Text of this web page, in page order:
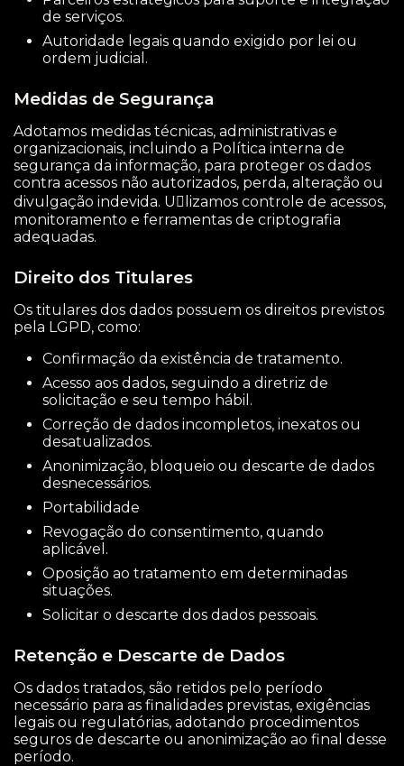
de serviços.
Autoridade legais quando exigido por lei ou
ordem judicial.
Medidas de Segurança
Adotamos medidas técnicas, administrativas e
organizacionais, incluindo a Política interna de
segurança da informação, para proteger os dados
contra acessos não autorizados, perda, alteração ou
divulgação indevida. U􀆟lizamos controle de acessos,
monitoramento e ferramentas de criptografia
adequadas.
Direito dos Titulares
Os titulares dos dados possuem os direitos previstos
pela LGPD, como:
Confirmação da existência de tratamento.
Acesso aos dados, seguindo a diretriz de
solicitação e seu tempo hábil.
Correção de dados incompletos, inexatos ou
desatualizados.
Anonimização, bloqueio ou descarte de dados
desnecessários.
Portabilidade
Revogação do consentimento, quando
aplicável.
Oposição ao tratamento em determinadas
situações.
Solicitar o descarte dos dados pessoais.
Retenção e Descarte de Dados
Os dados tratados, são retidos pelo período
necessário para as finalidades previstas, exigências
legais ou regulatórias, adotando procedimentos
seguros de descarte ou anonimização ao final desse
período.